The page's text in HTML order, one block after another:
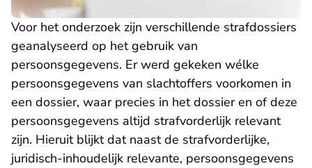
Voor het onderzoek zijn verschillende strafdossiers
geanalyseerd op het gebruik van
persoonsgegevens. Er werd gekeken wélke
persoonsgegevens van slachtoffers voorkomen in
een dossier, waar precies in het dossier en of deze
persoonsgegevens altijd strafvorderlijk relevant
zijn. Hieruit blijkt dat naast de strafvorderlijke,
juridisch-inhoudelijk relevante, persoonsgegevens